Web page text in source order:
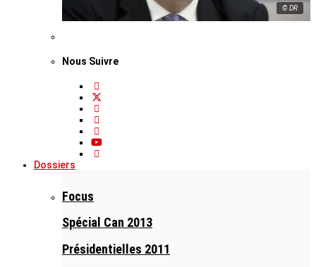
© DR
Nous Suivre
Dossiers
Focus
Spécial Can 2013
Présidentielles 2011